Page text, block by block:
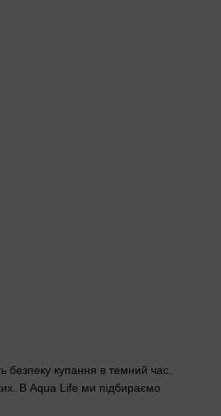
безпеку купання в темний час.
В Aqua Life ми підбираємо